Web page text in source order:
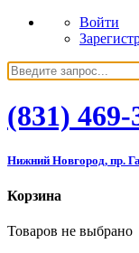
Войти
(831) 469-
Нижний Новгород, пр.
Корзина
Товаров не выбрано